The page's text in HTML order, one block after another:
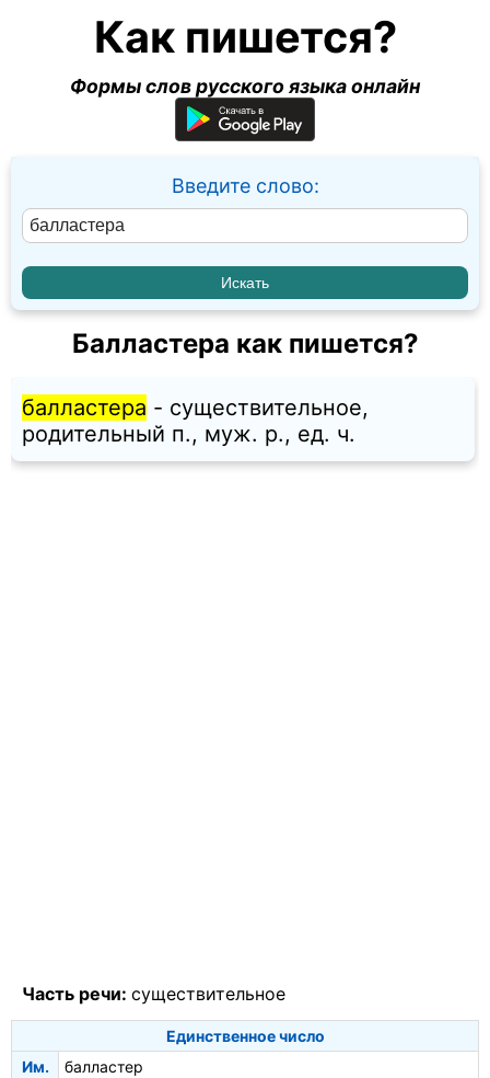
Как пишется?
Формы слов русского языка онлайн
Введите слово:
Балластера как пишется?
балластера - существительное,
родительный п., муж. p., ед. ч.
Часть речи: существительное
Единственное число
Им.
балластер